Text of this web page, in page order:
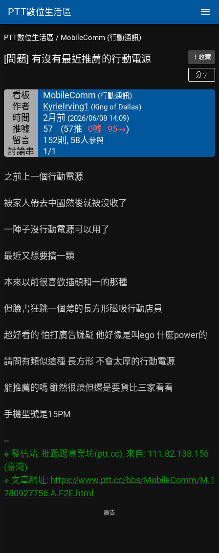
PTT數位生活區
PTT數位生活區 / MobileComm (行動通訊)
[問題] 有沒有最近推薦的行動電源 ＋收藏
分享
看板 MobileComm (行動通訊)
作者 KyrieIrving1 (King of Dallas)
時間 2月前 (2026/06/08 14:09)
推噓 57 (57推 0噓 95→)
留言
152則, 58人參與
討論串 1/1
之前上一個行動電源
被家人帶去中國然後就被沒收了
一陣子沒行動電源可以用了
最近又想要搞一顆
本來以前很喜歡插頭和一的那種
但臉書狂跳一個薄的長方形磁吸行動店員
超好看的 怕打廣告嫌疑 他好像是叫ego 什麼power的
請問有類似這種 長方形 不會太厚的行動電源
能推薦的嗎 雖然很燒但還是要貨比三家看看
手機型號是15PM
※ 發信站: 批踢踢實業坊(ptt.cc), 來自: 111.82.138.156
(臺灣)
※ 文章網址: https://www.ptt.cc/bbs/MobileComm/M.1
780927756.A.F2E.html
廣告